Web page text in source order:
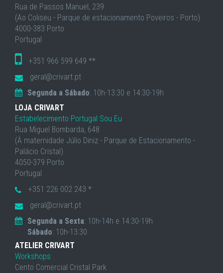
Rua de Passos Manuel, 239
(Ao Coliseu - Parque de estacionamento Poveiros - Porto)
4000-383 Porto
Portugal
+351 966 599 649 **
geral@crivart.pt
Segunda a Sábado: 10h-13:30 e 14:30-19h
LOJA CRIVART
Estabelecimento Portugal Sou Eu
Rua Miguel Bombarda, 648
(À maternidade Júlio Diniz - Parque de Estacionamento -
Palácio Cristal)
4050-379 Porto
Portugal
+351 226 002 243 *
geral@crivart.pt
Segunda a Sexta: 10h-14h e 14:30-19h
Sábado: 10h-13:30
ATELIER CRIVART
Workshops
Cento Comercial Cristal Park